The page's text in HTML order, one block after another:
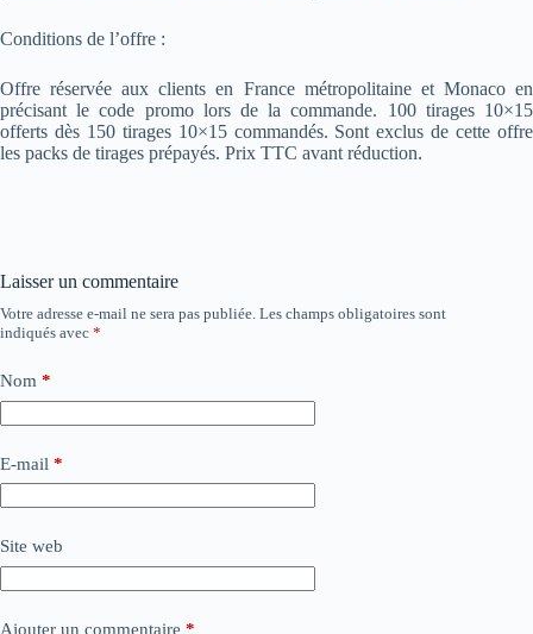
Conditions de l’offre :
Offre réservée aux clients en France métropolitaine et Monaco en
précisant le code promo lors de la commande. 100 tirages 10×15
offerts dès 150 tirages 10×15 commandés. Sont exclus de cette offre
les packs de tirages prépayés. Prix TTC avant réduction.
Laisser un commentaire
Votre adresse e-mail ne sera pas publiée. Les champs obligatoires sont
indiqués avec *
Nom *
E-mail *
Site web
Ajouter un commentaire *